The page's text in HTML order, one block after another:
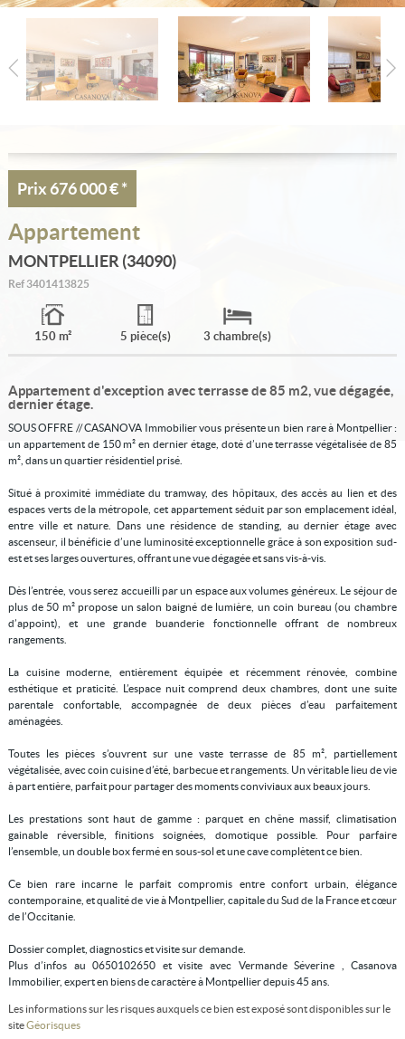
Ma sélection
Prix676 000 €*
Appartement
MONTPELLIER (34090)
Ref 3401413825
150 m² 5 pièce(s) 3 chambre(s)
Appartement d'exception avec terrasse de 85 m2, vue dégagée,
dernier étage.
SOUS OFFRE // CASANOVA Immobilier vous présente un bien rare à Montpellier :
un appartement de 150 m² en dernier étage, doté d’une terrasse végétalisée de 85
m², dans un quartier résidentiel prisé.
Situé à proximité immédiate du tramway, des hôpitaux, des accès au lien et des
espaces verts de la métropole, cet appartement séduit par son emplacement idéal,
entre ville et nature. Dans une résidence de standing, au dernier étage avec
ascenseur, il bénéficie d’une luminosité exceptionnelle grâce à son exposition sud-
est et ses larges ouvertures, offrant une vue dégagée et sans vis-à-vis.
Dès l’entrée, vous serez accueilli par un espace aux volumes généreux. Le séjour de
plus de 50 m² propose un salon baigné de lumière, un coin bureau (ou chambre
d’appoint), et une grande buanderie fonctionnelle offrant de nombreux
rangements.
La cuisine moderne, entièrement équipée et récemment rénovée, combine
esthétique et praticité. L’espace nuit comprend deux chambres, dont une suite
parentale confortable, accompagnée de deux pièces d’eau parfaitement
aménagées.
Toutes les pièces s’ouvrent sur une vaste terrasse de 85 m², partiellement
végétalisée, avec coin cuisine d’été, barbecue et rangements. Un véritable lieu de vie
à part entière, parfait pour partager des moments conviviaux aux beaux jours.
Les prestations sont haut de gamme : parquet en chêne massif, climatisation
gainable réversible, finitions soignées, domotique possible. Pour parfaire
l’ensemble, un double box fermé en sous-sol et une cave complètent ce bien.
Ce bien rare incarne le parfait compromis entre confort urbain, élégance
contemporaine, et qualité de vie à Montpellier, capitale du Sud de la France et cœur
de l’Occitanie.
Dossier complet, diagnostics et visite sur demande.
Plus d’infos au 0650102650 et visite avec Vermande Séverine , Casanova
Immobilier, expert en biens de caractère à Montpellier depuis 45 ans.
Les informations sur les risques auxquels ce bien est exposé sont disponibles sur le
siteGéorisques